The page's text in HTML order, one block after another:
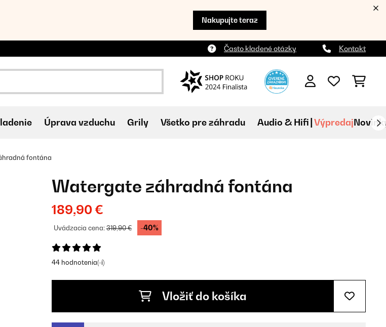
Nakupujte teraz
Často kladené otázky Kontakt
Úprava vzduchu Grily Všetko pre záhradu Audio & Hifi Výpredaj
fontána
Watergate záhradná fontána
189,90 €
Uvádzacia cena:319,90 € -40%
44 hodnotenia(-í)
Vložiť do košíka